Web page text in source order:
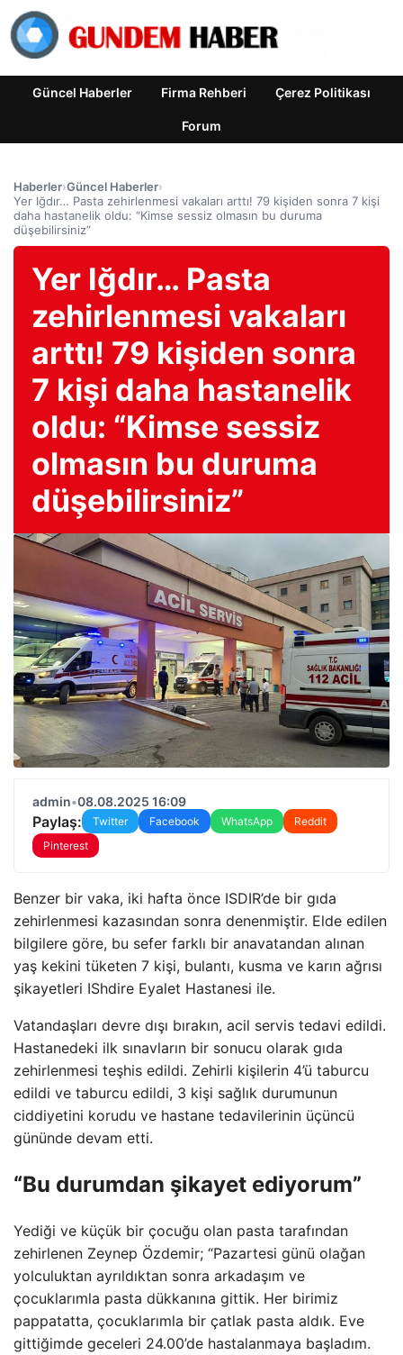
Güncel Haberler Firma Rehberi Çerez Politikası
Forum
Haberler›Güncel Haberler›
Yer Iğdır… Pasta zehirlenmesi vakaları arttı! 79 kişiden sonra 7 kişi
daha hastanelik oldu: “Kimse sessiz olmasın bu duruma
düşebilirsiniz”
Yer Iğdır… Pasta
zehirlenmesi vakaları
arttı! 79 kişiden sonra
7 kişi daha hastanelik
oldu: “Kimse sessiz
olmasın bu duruma
düşebilirsiniz”
admin•08.08.2025 16:09
Paylaş: Twitter Facebook WhatsApp
Reddit
Pinterest
Benzer bir vaka, iki hafta önce ISDIR’de bir gıda
zehirlenmesi kazasından sonra denenmiştir. Elde edilen
bilgilere göre, bu sefer farklı bir anavatandan alınan
yaş kekini tüketen 7 kişi, bulantı, kusma ve karın ağrısı
şikayetleri IShdire Eyalet Hastanesi ile.
Vatandaşları devre dışı bırakın, acil servis tedavi edildi.
Hastanedeki ilk sınavların bir sonucu olarak gıda
zehirlenmesi teşhis edildi. Zehirli kişilerin 4’ü taburcu
edildi ve taburcu edildi, 3 kişi sağlık durumunun
ciddiyetini korudu ve hastane tedavilerinin üçüncü
gününde devam etti.
“Bu durumdan şikayet ediyorum”
Yediği ve küçük bir çocuğu olan pasta tarafından
zehirlenen Zeynep Özdemir; “Pazartesi günü olağan
yolculuktan ayrıldıktan sonra arkadaşım ve
çocuklarımla pasta dükkanına gittik. Her birimiz
pappatatta, çocuklarımla bir çatlak pasta aldık. Eve
gittiğimde geceleri 24.00’de hastalanmaya başladım.